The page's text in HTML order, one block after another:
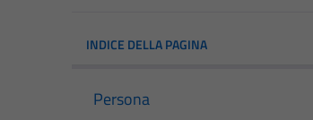
INDICE DELLA PAGINA
Persona